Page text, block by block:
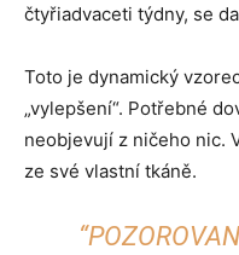
čtyřiadvaceti týdny, se
Toto je dynamický
„vylepšení“. Potřebné
neobjevují z ničeho nic.
ze své vlastní tkáně.